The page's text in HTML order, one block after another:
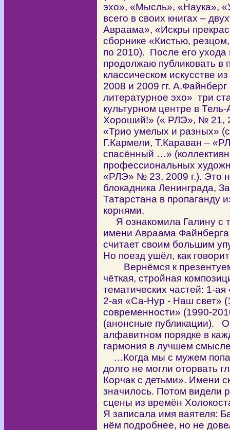
эхо», «Мысль», «Наука»,
всего в своих книгах –
Авраама», «Искры
сборнике «Кистью,
по 2010). После его ухода
продолжаю публиковать в
классическом искусстве
2008 и 2009 гг.
литературное эхо» три
культурном центре в
Хороший!» (« РЛЭ», № 21,
«Трио умелых и разных»
Г.Кармели, Т.Караван –
спасённый …»
профессиональных
«РЛЭ» № 23, 2009 г.). Это
блокадника Ленинграда,
Татарстана в пропаганду
корнями.
Я ознакомила Галину с
имени Авраама Файнберга
считает своим большим
Но поезд ушёл, как
Вернёмся к
чёткая, стройная
тематических частей: 1-
2-ая «Са-Нур - Наш свет»
современности» (1990-
(анонсные публикации).
алфавитном порядке в
гармония в лучшем
…Когда мы с мужем
долго не могли оторвать
Корчак с детьми». Имени
значилось. Потом видели
сцены из времён
Я записала имя ваятеля:
нём подробнее, но не